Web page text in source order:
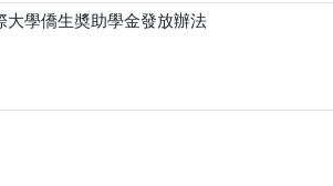
大學僑生奬助學金發放辦法